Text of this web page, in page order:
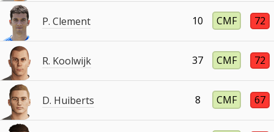
P. Clement 10 CMF 72
R. Koolwijk 37 CMF 72
D. Huiberts 8 CMF 67